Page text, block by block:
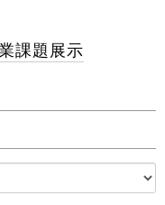
課題展示